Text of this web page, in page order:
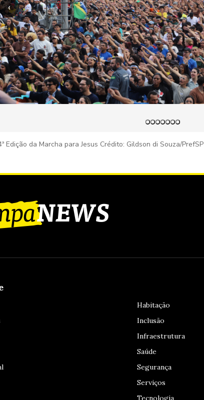
‹
Edição da Marcha para Jesus Crédito: Gildson di Souza/PrefSP
Habitação
Inclusão
Infraestrutura
Saúde
Segurança
Serviços
Tecnologia